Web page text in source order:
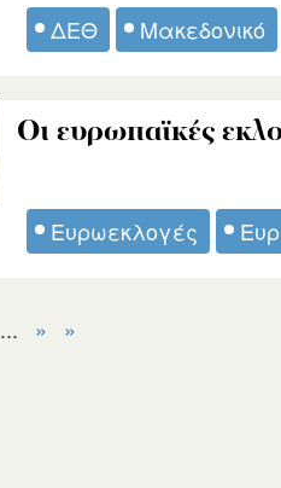
ΔΕΘ Μακεδονικό
Οι ευρωπαϊκές
Ευρωεκλογές
... » »